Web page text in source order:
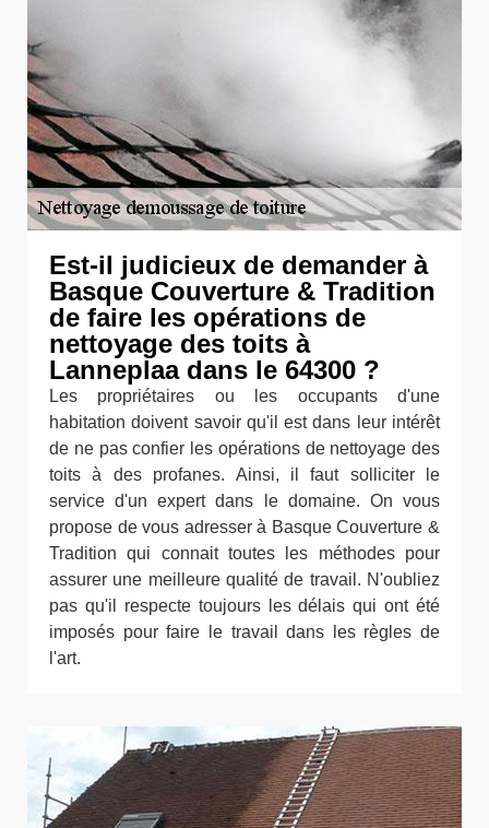
Est-il judicieux de demander à
Basque Couverture & Tradition
de faire les opérations de
nettoyage des toits à
Lanneplaa dans le 64300 ?
Les propriétaires ou les occupants d'une
habitation doivent savoir qu'il est dans leur intérêt
de ne pas confier les opérations de nettoyage des
toits à des profanes. Ainsi, il faut solliciter le
service d'un expert dans le domaine. On vous
propose de vous adresser à Basque Couverture &
Tradition qui connait toutes les méthodes pour
assurer une meilleure qualité de travail. N'oubliez
pas qu'il respecte toujours les délais qui ont été
imposés pour faire le travail dans les règles de
l'art.